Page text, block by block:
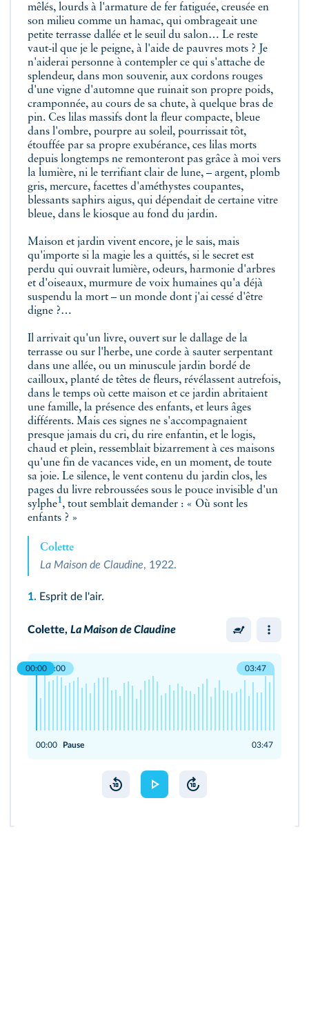
mêlés, lourds à l'armature de fer fatiguée, creusée en
son milieu comme un hamac, qui ombrageait une
petite terrasse dallée et le seuil du salon… Le reste
vaut-il que je le peigne, à l'aide de pauvres mots ? Je
n'aiderai personne à contempler ce qui s'attache de
splendeur, dans mon souvenir, aux cordons rouges
d'une vigne d'automne que ruinait son propre poids,
cramponnée, au cours de sa chute, à quelque bras de
pin. Ces lilas massifs dont la fleur compacte, bleue
dans l'ombre, pourpre au soleil, pourrissait tôt,
étouffée par sa propre exubérance, ces lilas morts
depuis longtemps ne remonteront pas grâce à moi vers
la lumière, ni le terrifiant clair de lune, – argent, plomb
gris, mercure, facettes d'améthystes coupantes,
blessants saphirs aigus, qui dépendait de certaine vitre
bleue, dans le kiosque au fond du jardin.
Maison et jardin vivent encore, je le sais, mais
qu'importe si la magie les a quittés, si le secret est
perdu qui ouvrait lumière, odeurs, harmonie d'arbres
et d'oiseaux, murmure de voix humaines qu'a déjà
suspendu la mort – un monde dont j'ai cessé d'être
digne ?…
Il arrivait qu'un livre, ouvert sur le dallage de la
terrasse ou sur l'herbe, une corde à sauter serpentant
dans une allée, ou un minuscule jardin bordé de
cailloux, planté de têtes de fleurs, révélassent autrefois,
dans le temps où cette maison et ce jardin abritaient
une famille, la présence des enfants, et leurs âges
différents. Mais ces signes ne s'accompagnaient
presque jamais du cri, du rire enfantin, et le logis,
chaud et plein, ressemblait bizarrement à ces maisons
qu'une fin de vacances vide, en un moment, de toute
sa joie. Le silence, le vent contenu du jardin clos, les
pages du livre rebroussées sous le pouce invisible d'un
sylphe1, tout semblait demander : « Où sont les
enfants ? »
Colette
La Maison de Claudine, 1922.
1. Esprit de l'air.
Colette, La Maison de Claudine
00:00 Pause 03:47
00:00 03:47
00:00